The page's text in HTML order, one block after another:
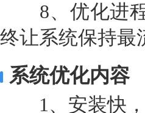
8、优化进程
终让系统保持最
系统优化内容
1、安装快，